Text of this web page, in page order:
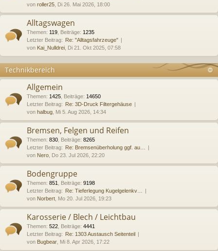
von roller25 , Di 26. Mai 2026, 18:00
Alltagswagen
Themen: 119 Beiträge: 1235
Letzter Beitrag: Re: "Alltagsfahrzeuge"
von Kai_Nulldrei , Di 21. Okt 2025, 07:58
Technikbereich
Allgemein
Themen: 1425 Beiträge: 14650
Letzter Beitrag: Re: 3D-Druck Filtergehäuse
von halbug , Mi 5. Aug 2026, 14:34
Bremsen, Felgen und Reifen
Themen: 830 Beiträge: 8265
Letzter Beitrag: Re: Bremsenüberholung ggf. au…
von Nero , Do 23. Jul 2026, 22:20
Bodengruppe
Themen: 851 Beiträge: 9198
Letzter Beitrag: Re: Tieferlegung Kugelgelenkv…
von Norbert , Mo 20. Jul 2026, 19:23
Karosserie / Blech / Leichtbau
Themen: 522 Beiträge: 4441
Letzter Beitrag: Re: 1303 Austausch Seitenteil
von Bugbear , Mi 8. Apr 2026, 17:22